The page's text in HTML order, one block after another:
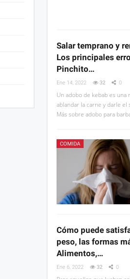
Salar temprano y
Los principales
Pinchito…
Ene 14, 2022 32 0
Un adobo de kebab es una
ablandar la carne y darle el
Más sobre adobo para
COMIDA
Cómo puede
peso, las formas
Alimentos,…
Ene 6, 2022 32 0